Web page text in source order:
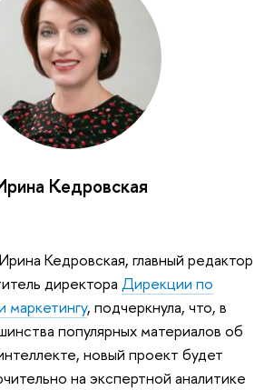
Кедровская
Кедровская, главный редактор
директора Дирекции по
маркетингу, подчеркнула, что, в
популярных материалов об
новый проект будет
на экспертной аналитике